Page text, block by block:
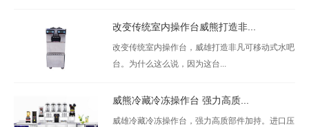
改变传统室内操作台威熊打造非...
改变传统室内操作台，威雄打造非凡可移动式水吧
台。为什么这么说，因为这台...
威熊冷藏冷冻操作台 强力高质...
威雄冷藏冷冻操作台，强力高质部件加持。进口压